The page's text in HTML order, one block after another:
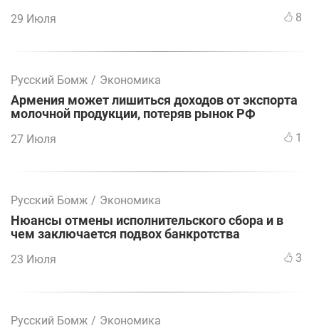
29 Июля 8
Русский Бомж / Экономика
Армения может лишиться доходов от экспорта
молочной продукции, потеряв рынок РФ
27 Июля 1
Русский Бомж / Экономика
Нюансы отмены исполнительского сбора и в
чем заключается подвох банкротства
23 Июля 3
Русский Бомж / Экономика